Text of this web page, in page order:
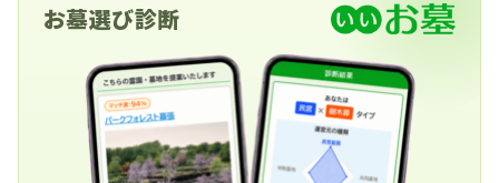
「2017年度 お墓の消費者全国実態調査」によれ
ば、永代使用料や墓石代のほか、工事代金など
諸々を合わせた平均額は92.1万円となっていま
す。 一般墓に比べて安価で、管理に安心感がある
ことから、納骨堂や樹木葬などと並んで、近年注
目されている様式です。
お墓選び診断